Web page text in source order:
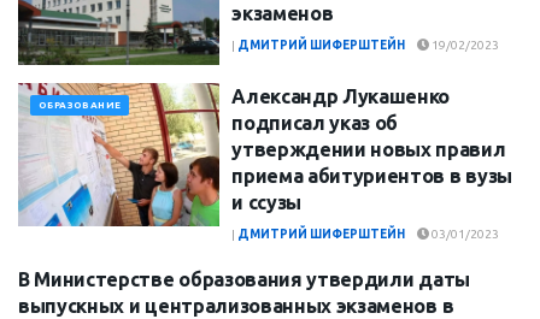
экзаменов
| ДМИТРИЙ ШИФЕРШТЕЙН 19/02/2023
ОБРАЗОВАНИЕ
Александр Лукашенко
подписал указ об
утверждении новых правил
приема абитуриентов в вузы
и ссузы
| ДМИТРИЙ ШИФЕРШТЕЙН 03/01/2023
ОБРАЗОВАНИЕ
В Министерстве образования утвердили даты
выпускных и централизованных экзаменов в